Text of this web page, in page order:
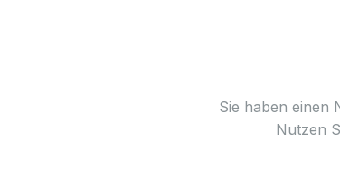
Sie haben einen
Nutzen